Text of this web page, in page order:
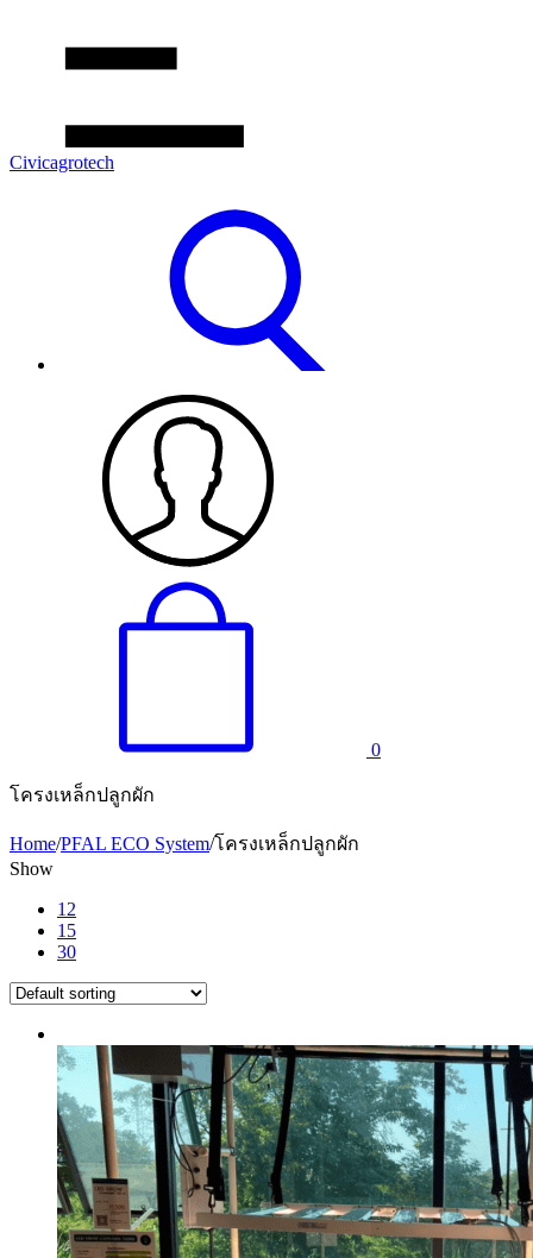
Civicagrotech
0
โครงเหล็กปลูกผัก
Home/PFAL ECO System/โครงเหล็กปลูกผัก
Show
12
15
30